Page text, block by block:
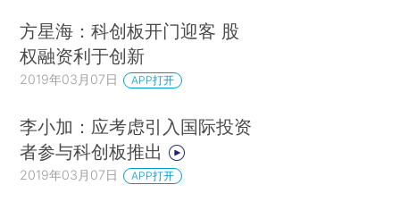
方星海：科创板开门迎客 股
权融资利于创新
2019年03月07日 APP打开
李小加：应考虑引入国际投资
者参与科创板推出
2019年03月07日 APP打开